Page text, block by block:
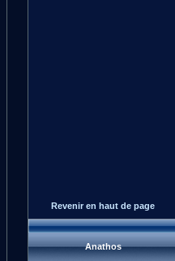
Revenir en haut de page
Anathos